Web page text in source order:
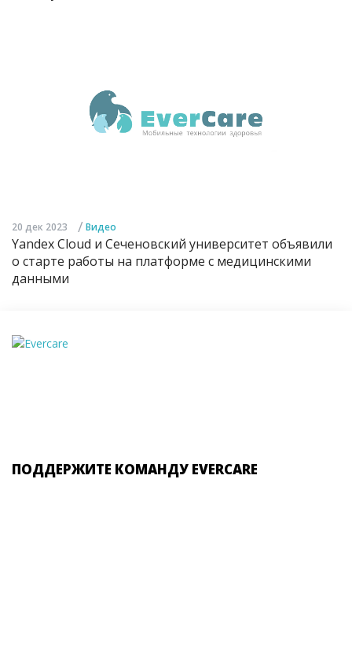
20 дек 2023 / Видео
Yandex Cloud и Сеченовский университет объявили
о старте работы на платформе с медицинскими
данными
ПОДДЕРЖИТЕ КОМАНДУ EVERCARE